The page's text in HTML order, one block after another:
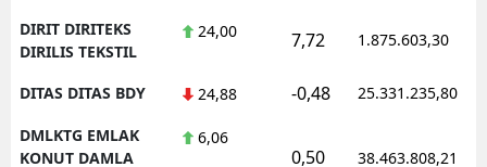
DIRIT DIRITEKS
DIRILIS TEKSTIL
24,00 7,72 1.875.603,30
DITAS DITAS BDY 24,88 -0,48 25.331.235,80
DMLKTG EMLAK
KONUT DAMLA
6,06
0,50 38.463.808,21